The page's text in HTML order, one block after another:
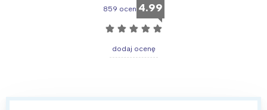
859 ocen 4.99
☆ ☆ ☆ ☆ ☆
dodaj ocenę